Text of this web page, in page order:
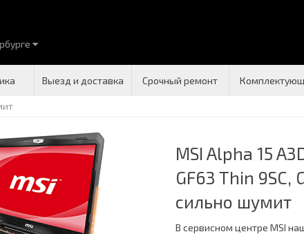
Выезд и доставка Срочный ремонт
MSI Alpha 15
GF63 Thin 9SC,
сильно шумит
В сервисном центре MSI